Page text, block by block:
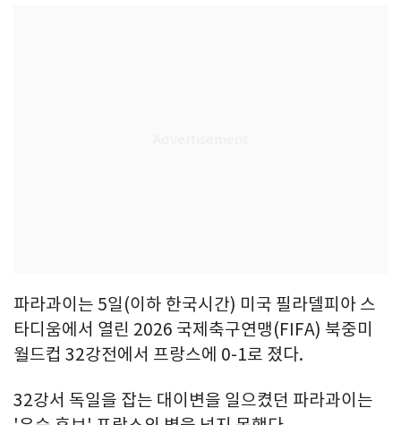
파라과이는 5일(이하 한국시간) 미국 필라델피아 스
타디움에서 열린 2026 국제축구연맹(FIFA) 북중미
월드컵 32강전에서 프랑스에 0-1로 졌다.
32강서 독일을 잡는 대이변을 일으켰던 파라과이는